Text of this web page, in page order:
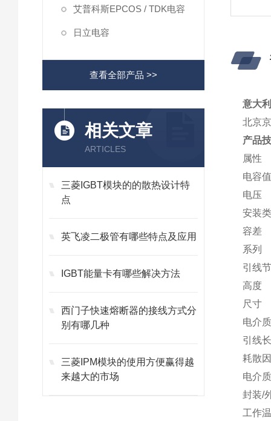
艾普科斯EPCOS / TDK电容
日立电容
查看全部产品 >>
相关文章
ARTICLES
三菱IGBT模块的的散热设计特
点
英飞凌二极管有哪些特点及应用
IGBT能量卡有哪些解决方法
西门子快速熔断器的接线方式分
别有哪几种
三菱IPM模块的使用方便赢得越
来越大的市场
意大
北京
产品
属性
电容
电压
安装
容差
系列
引线
高度
尺寸
电介
引线
耗散
电介
封装/
工作